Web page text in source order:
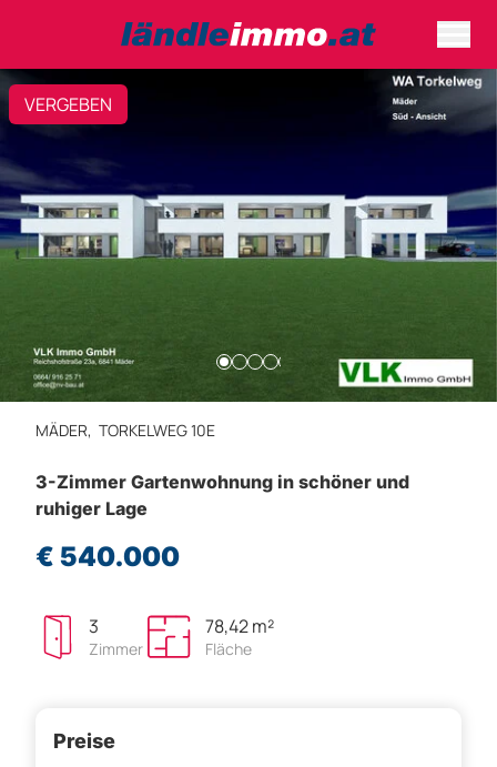
VERGEBEN
MÄDER, TORKELWEG 10E
3-Zimmer Gartenwohnung in schöner und
ruhiger Lage
€ 540.000
3
Zimmer
78,42 m²
Fläche
Preise